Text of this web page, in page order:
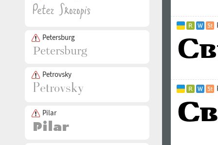
Petersburg
Petrovsky
Pilar